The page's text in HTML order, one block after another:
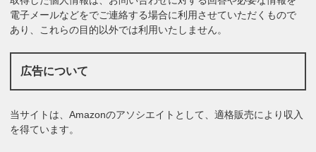
電子メールなどをでご連絡する場合に利用させていただくもので
あり、これらの目的以外では利用いたしません。
広告について
当サイトは、Amazonのアソシエイトとして、適格販売により収入
を得ています。